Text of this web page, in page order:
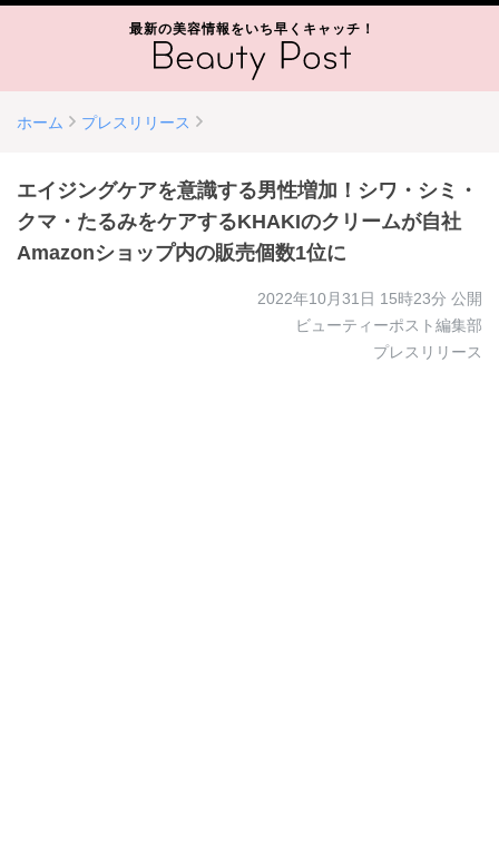
最新の美容情報をいち早くキャッチ！
ホーム プレスリリース
エイジングケアを意識する男性増加！シワ・シミ・
クマ・たるみをケアするKHAKIのクリームが自社
Amazonショップ内の販売個数1位に
2022年10月31日 15時23分 公開
ビューティーポスト編集部
プレスリリース